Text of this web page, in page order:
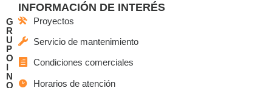
G
R
U
P
O
I
N
O
INFORMACIÓN DE INTERÉS
Proyectos
Servicio de mantenimiento
Condiciones comerciales
Horarios de atención